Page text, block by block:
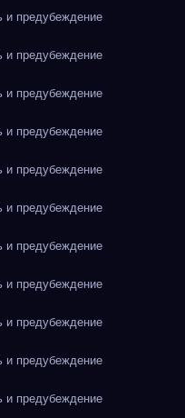
предубеждение
предубеждение
предубеждение
предубеждение
предубеждение
предубеждение
предубеждение
предубеждение
предубеждение
предубеждение
предубеждение